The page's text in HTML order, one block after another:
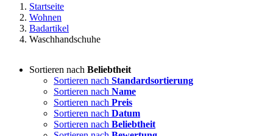
Startseite
Wohnen
Badartikel
Waschhandschuhe
Sortieren nach Beliebtheit
Sortieren nach Standardsortierung
Sortieren nach Name
Sortieren nach Preis
Sortieren nach Datum
Sortieren nach Beliebtheit